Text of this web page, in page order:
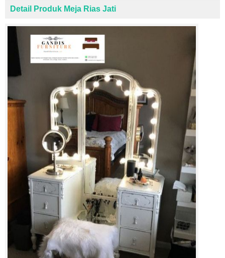
Detail Produk Meja Rias Jati